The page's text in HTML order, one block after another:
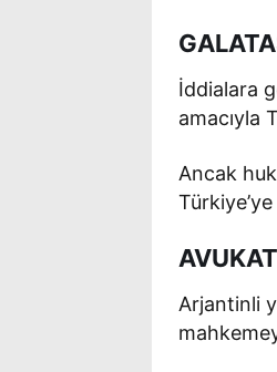
İddialara
amacıyla
Ancak
Arjantinli